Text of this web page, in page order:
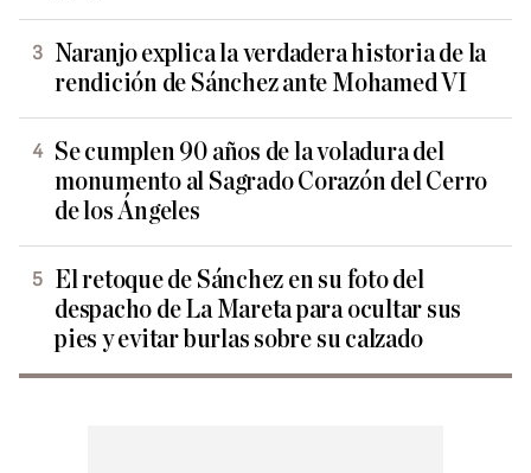
Naranjo explica la verdadera historia de la
rendición de Sánchez ante Mohamed VI
Se cumplen 90 años de la voladura del
monumento al Sagrado Corazón del Cerro
de los Ángeles
El retoque de Sánchez en su foto del
despacho de La Mareta para ocultar sus
pies y evitar burlas sobre su calzado